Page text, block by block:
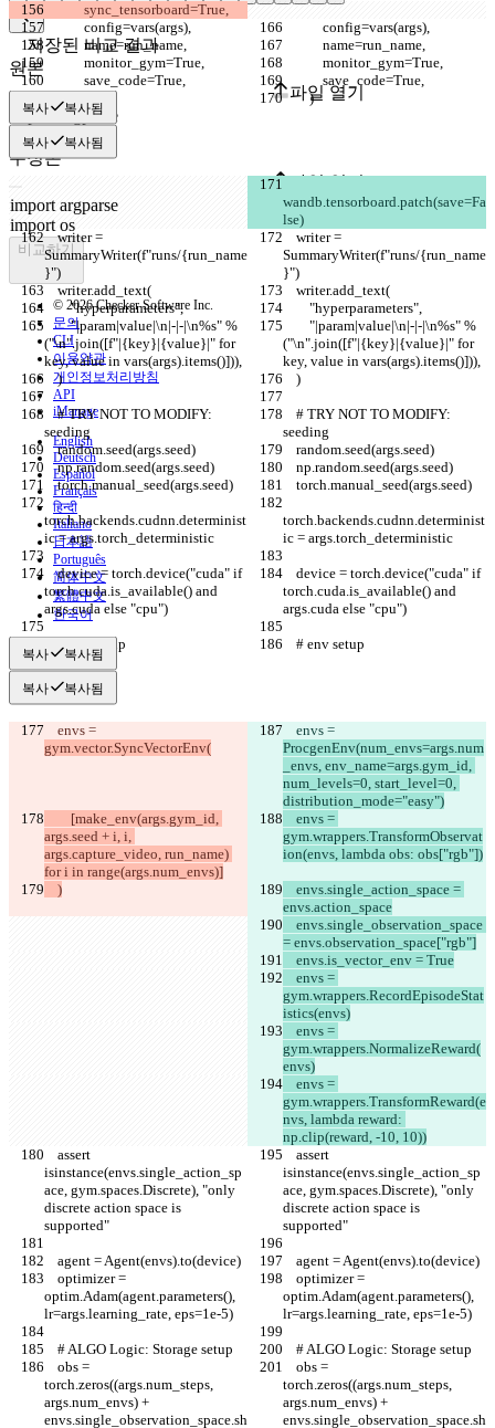
            sync_tensorboard=True,
            config=vars(args),
            config=vars(args),
            name=run_name,
            name=run_name,
            monitor_gym=True,
            monitor_gym=True,
            save_code=True,
            save_code=True,
        )
복사 복사됨
복사 복사됨
wandb.tensorboard.patch(save=Fa
lse)
    writer =
SummaryWriter(f"runs/{run_name
}")
SummaryWriter(f"runs/{run_name
}")
    writer.add_text(
    writer.add_text(
        "hyperparameters",
        "hyperparameters",
        "|param|value|\n|-|-|\n%s" %
("\n".join([f"|{key}|{value}|" for
key, value in vars(args).items()])),
("\n".join([f"|{key}|{value}|" for
key, value in vars(args).items()])),
    )
    )
    # TRY NOT TO MODIFY:
seeding
seeding
    random.seed(args.seed)
    random.seed(args.seed)
    np.random.seed(args.seed)
    np.random.seed(args.seed)
    torch.manual_seed(args.seed)
    torch.manual_seed(args.seed)
torch.backends.cudnn.determinist
ic = args.torch_deterministic
torch.backends.cudnn.determinist
ic = args.torch_deterministic
    device = torch.device("cuda" if
torch.cuda.is_available() and
args.cuda else "cpu")
torch.cuda.is_available() and
args.cuda else "cpu")
    # env setup
    # env setup
복사 복사됨
복사 복사됨
    envs =
gym.vector.SyncVectorEnv(
    envs =
ProcgenEnv(num_envs=args.num
_envs, env_name=args.gym_id,
num_levels=0, start_level=0,
distribution_mode="easy")
args.seed + i, i,
args.capture_video, run_name)
for i in range(args.num_envs)]
gym.wrappers.TransformObservat
ion(envs, lambda obs: obs["rgb"])
    )
envs.action_space
= envs.observation_space["rgb"]
    envs.is_vector_env = True
gym.wrappers.RecordEpisodeStat
istics(envs)
gym.wrappers.NormalizeReward(
envs)
gym.wrappers.TransformReward(e
nvs, lambda reward:
np.clip(reward, -10, 10))
isinstance(envs.single_action_sp
ace, gym.spaces.Discrete), "only
discrete action space is
supported"
isinstance(envs.single_action_sp
ace, gym.spaces.Discrete), "only
discrete action space is
supported"
    agent = Agent(envs).to(device)
    agent = Agent(envs).to(device)
optim.Adam(agent.parameters(),
lr=args.learning_rate, eps=1e-5)
optim.Adam(agent.parameters(),
lr=args.learning_rate, eps=1e-5)
    # ALGO Logic: Storage setup
    # ALGO Logic: Storage setup
torch.zeros((args.num_steps,
args.num_envs) +
envs.single_observation_space.sh
torch.zeros((args.num_steps,
args.num_envs) +
envs.single_observation_space.sh
저장된 비교 결과
원본
파일 열기
수정본
파일 열기
비교하기
© 2026 Checker Software Inc.
문의
CLI
이용약관
개인정보처리방침
API
iManage
English
Deutsch
Español
Français
हिन्दी
Italiano
日本語
Português
简体中文
繁體中文
한국어